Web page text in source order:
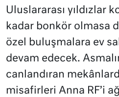
Uluslararası yıldızlar
kadar bonkör olmasa
özel buluşmalara ev
devam edecek.
canlandıran
misafirleri Anna RF’i